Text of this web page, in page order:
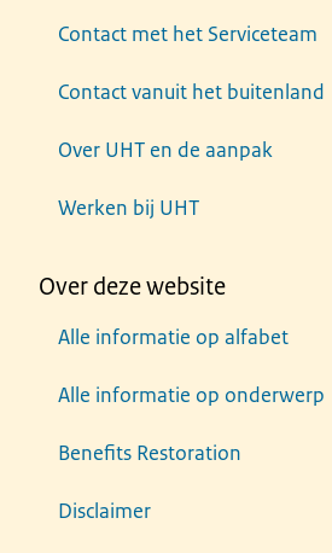
Contact met het Serviceteam
Contact vanuit het buitenland
Over UHT en de aanpak
Werken bij UHT
Over deze website
Alle informatie op alfabet
Alle informatie op onderwerp
Benefits Restoration
Disclaimer